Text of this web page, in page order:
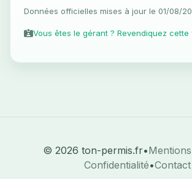
Données officielles mises à jour le 01/08/
Vous êtes le gérant ? Revendiquez cette
© 2026 ton-permis.fr•
Confidentialité•Contact